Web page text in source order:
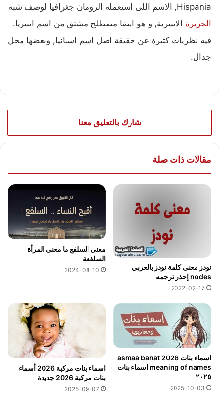
Hispania, الاسم اللى استعمله الرومان جغرافيا لوصف شبه
الجزيرة الايبيرية, و هو ايضا مصطلح مشتق من اسم ايبيريا.
فيه نظريات كثيرة عن حقيقة اصل اسم اسبانيا, وبعضها محل
جدال.
شارك بالتعليق معنا
مقالات ذات صلة
نودز معنى كلمة نودز بالعربي
nodes إحذر ترجمه
2022-02-17
معنى السلفع ما معنى المرأة
السلفعة
2024-08-10
اسماء بنات 2026 asmaa banat
meaning of names اسماء بنات
٢٠٢٥
2025-10-03
اسماء بنات مركبة 2026 أسماء
بنات مركبة 2026 جديدة
2025-09-07